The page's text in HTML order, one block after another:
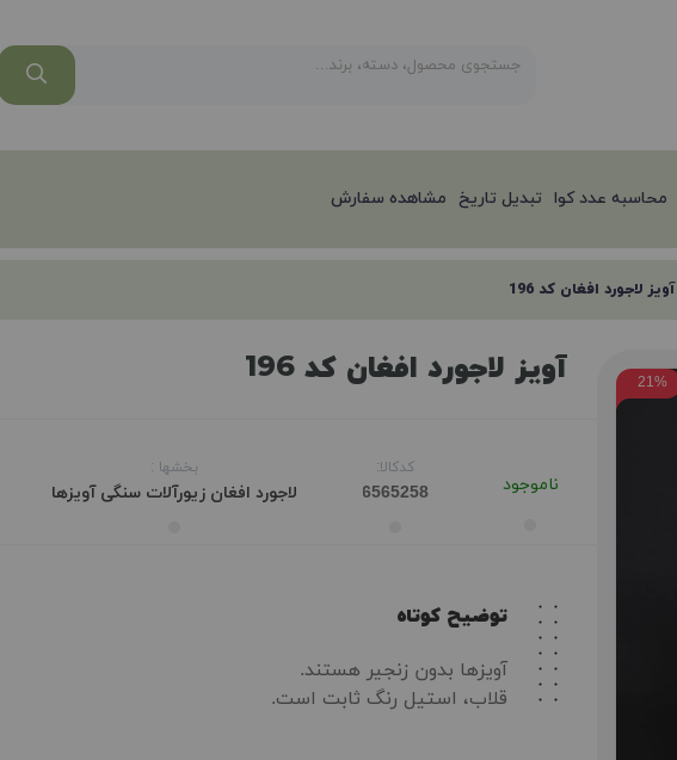
محاسبه عدد کوا تبدیل تاریخ مشاهده سفارش
آویز لاجورد افغان کد 196
21% آویز لاجورد افغان کد 196
ناموجود
کدکالا: بخشها :
لاجورد افغانزیورآلات سنگیآویزها
توضیح کوتاه
آویزها بدون زنجیر هستند.
قلاب، استیل رنگ ثابت است.